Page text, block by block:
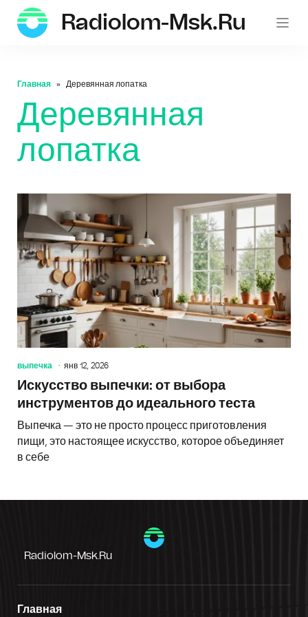
Radiolom-Msk.ru
Главная Деревянная лопатка
Деревянная
лопатка
выпечка янв 12, 2026
Искусство выпечки: от выбора
инструментов до идеального теста
Выпечка — это не просто процесс приготовления
пищи, это настоящее искусство, которое объединяет
в себе
Radiolom-Msk.ru
Главная